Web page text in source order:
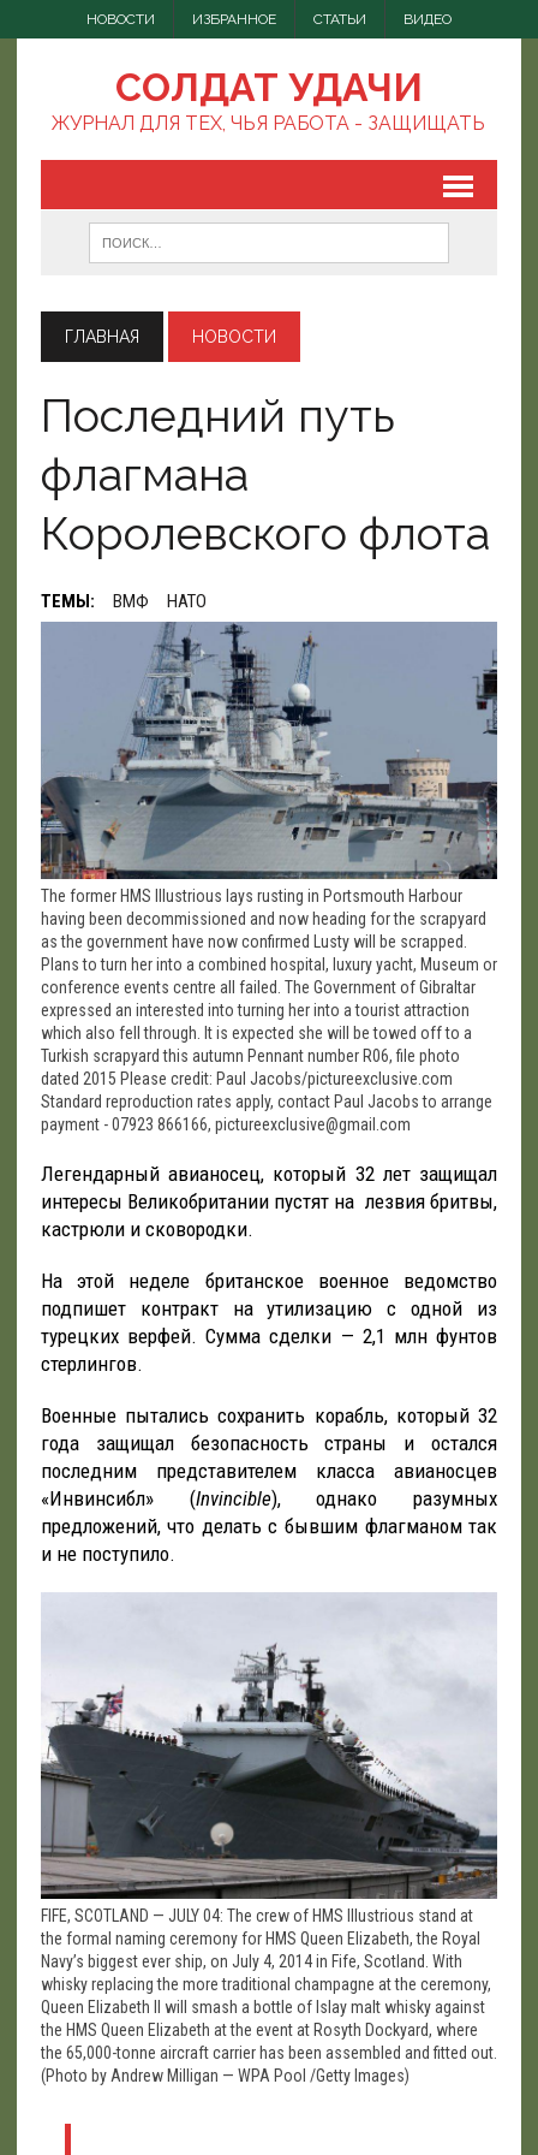
НОВОСТИ ИЗБРАННОЕ СТАТЬИ ВИДЕО
СОЛДАТ УДАЧИ
ЖУРНАЛ ДЛЯ ТЕХ, ЧЬЯ РАБОТА - ЗАЩИЩАТЬ
ГЛАВНАЯ НОВОСТИ
Последний путь
флагмана
Королевского флота
ТЕМЫ: ВМФ НАТО
The former HMS Illustrious lays rusting in Portsmouth Harbour
having been decommissioned and now heading for the scrapyard
as the government have now confirmed Lusty will be scrapped.
Plans to turn her into a combined hospital, luxury yacht, Museum or
conference events centre all failed. The Government of Gibraltar
expressed an interested into turning her into a tourist attraction
which also fell through. It is expected she will be towed off to a
Turkish scrapyard this autumn Pennant number R06, file photo
dated 2015 Please credit: Paul Jacobs/pictureexclusive.com
Standard reproduction rates apply, contact Paul Jacobs to arrange
payment - 07923 866166, pictureexclusive@gmail.com
Легендарный авианосец, который 32 лет защищал
интересы Великобритании пустят на лезвия бритвы,
кастрюли и сковородки.
На этой неделе британское военное ведомство
подпишет контракт на утилизацию с одной из
турецких верфей. Сумма сделки — 2,1 млн фунтов
стерлингов.
Военные пытались сохранить корабль, который 32
года защищал безопасность страны и остался
последним представителем класса авианосцев
«Инвинсибл» (Invincible), однако разумных
предложений, что делать с бывшим флагманом так
и не поступило.
FIFE, SCOTLAND — JULY 04: The crew of HMS Illustrious stand at
the formal naming ceremony for HMS Queen Elizabeth, the Royal
Navy’s biggest ever ship, on July 4, 2014 in Fife, Scotland. With
whisky replacing the more traditional champagne at the ceremony,
Queen Elizabeth II will smash a bottle of Islay malt whisky against
the HMS Queen Elizabeth at the event at Rosyth Dockyard, where
the 65,000-tonne aircraft carrier has been assembled and fitted out.
(Photo by Andrew Milligan — WPA Pool /Getty Images)